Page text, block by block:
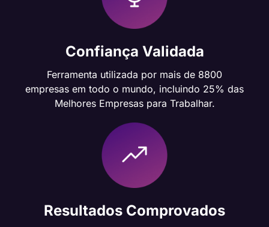
Confiança Validada
Ferramenta utilizada por mais de 8800
empresas em todo o mundo, incluindo 25% das
Melhores Empresas para Trabalhar.
Resultados Comprovados